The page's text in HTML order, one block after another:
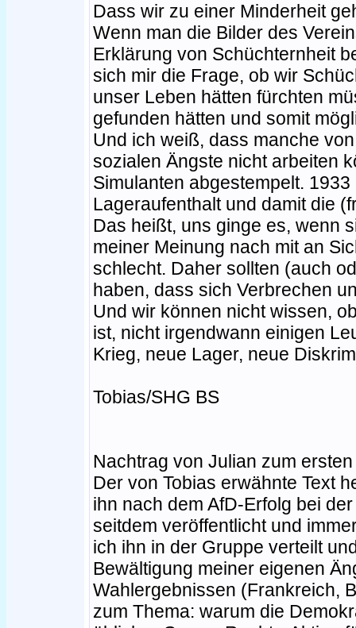
Dass wir zu einer Minderheit
Wenn man die Bilder des
Erklärung von Schüchternheit
sich mir die Frage, ob wir
unser Leben hätten fürchten
gefunden hätten und somit
Und ich weiß, dass manche
sozialen Ängste nicht arbeiten
Simulanten abgestempelt.
Lageraufenthalt und damit die
Das heißt, uns ginge es, wenn
meiner Meinung nach mit an
schlecht. Daher sollten (auch
haben, dass sich Verbrechen
Und wir können nicht wissen,
ist, nicht irgendwann einigen
Krieg, neue Lager, neue
Tobias/SHG BS
Nachtrag von Julian zum
Der von Tobias erwähnte Text
ihn nach dem AfD-Erfolg bei
seitdem veröffentlicht und
ich ihn in der Gruppe verteilt
Bewältigung meiner eigenen
Wahlergebnissen (Frankreich,
zum Thema: warum die